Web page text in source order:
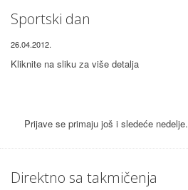
Sportski dan
26.04.2012.
Kliknite na sliku za više detalja
Prijave se primaju još i sledeće nedelje.
Direktno sa takmičenja